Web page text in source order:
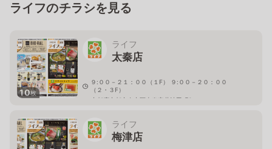
ライフのチラシを見る
10枚
ライフ
太秦店
９:００－２１：００（１F） ９:００－２０：００
（２・３F）
京都府京都市右京区太秦安井池田町6
ライフ
梅津店